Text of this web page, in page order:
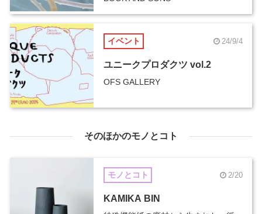
イベント 24/9/4
ユニークプロダクツ vol.2
OFS GALLERY
そのほかのモノとコト
モノとコト 2/20
KAMIKA BIN